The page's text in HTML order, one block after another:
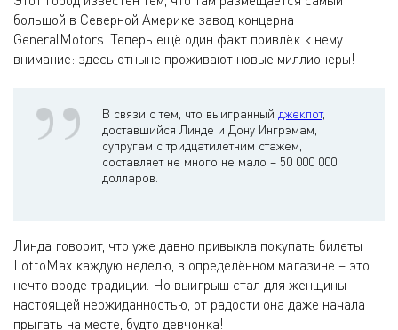
большой в Северной Америке завод концерна
GeneralMotors. Теперь ещё один факт привлёк к нему
внимание: здесь отныне проживают новые миллионеры!
В связи с тем, что выигранный джекпот,
доставшийся Линде и Дону Ингрэмам,
супругам с тридцатилетним стажем,
составляет не много не мало – 50 000 000
долларов.
Линда говорит, что уже давно привыкла покупать билеты
LottoMax каждую неделю, в определённом магазине – это
нечто вроде традиции. Но выигрыш стал для женщины
настоящей неожиданностью, от радости она даже начала
прыгать на месте, будто девчонка!